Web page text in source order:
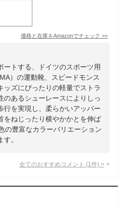
価格と在庫をAmazonでチェック >>
ートする、ドイツのスポーツ用
）の運動靴、スピードモンス
ッズにぴったりの軽量でストラ
のあるシューレースによりしっ
行を実現し、柔らかいアッパー
をねじったり横やかかとを伸ば
の豊富なカラーバリエーション
。
全てのおすすめコメント (1 件) >